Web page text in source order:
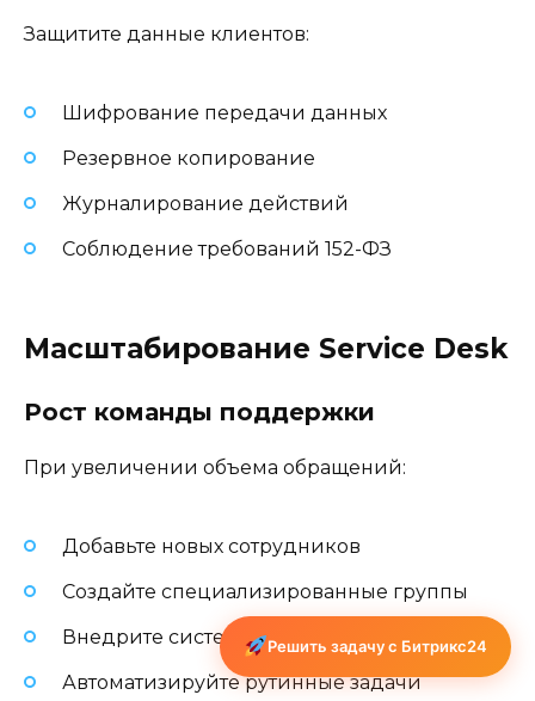
Защитите данные клиентов:
Шифрование передачи данных
Резервное копирование
Журналирование действий
Соблюдение требований 152-ФЗ
Масштабирование Service Desk
Рост команды поддержки
При увеличении объема обращений:
Добавьте новых сотрудников
Создайте специализированные группы
Внедрите систему наставничества
Автоматизируйте рутинные задачи
Решить задачу с Битрикс24